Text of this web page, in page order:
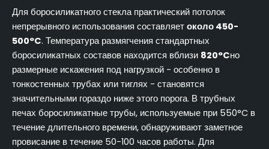
Для боросиликатного стекла практический потолок
непрерывного использования составляет около 450-
500°C. Температура размягчения стандартных
боросиликатных составов находится вблизи 820°Cно
размерные искажения под нагрузкой - особенно в
тонкостенных трубах или тиглях - становятся
значительными гораздо ниже этого порога. В трубных
печах боросиликатные трубы, используемые при 550°C в
течение длительного времени, обнаруживают заметное
провисание в течение 50-100 часов работы. Для